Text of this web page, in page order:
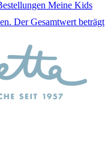
Meine Kids
Der Gesamtwert beträgt